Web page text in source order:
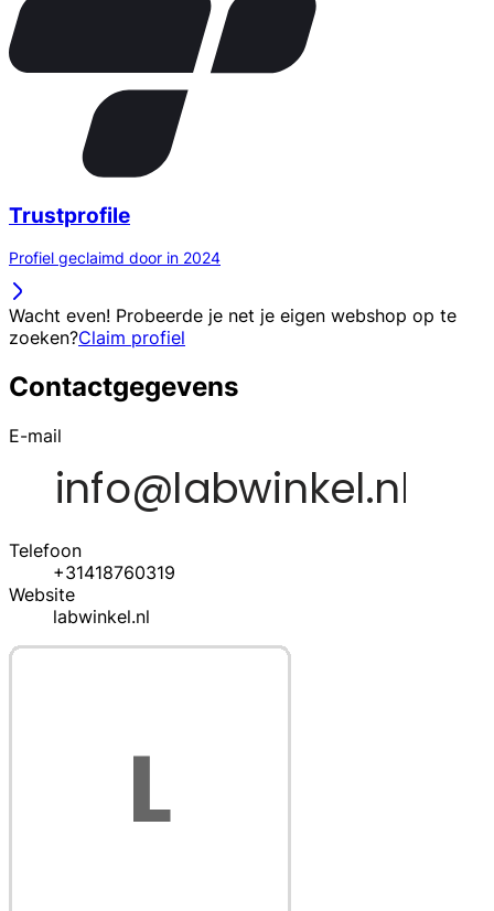
Trustprofile
Profiel geclaimd door in 2024
Wacht even! Probeerde je net je eigen webshop op te
zoeken?Claim profiel
Contactgegevens
E-mail
Telefoon
+31418760319
Website
labwinkel.nl